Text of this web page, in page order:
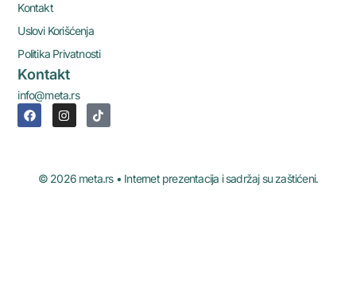
Kontakt
Uslovi Korišćenja
Politika Privatnosti
Kontakt
info@meta.rs
© 2026 meta.rs • Internet prezentacija i sadržaj su zaštićeni.